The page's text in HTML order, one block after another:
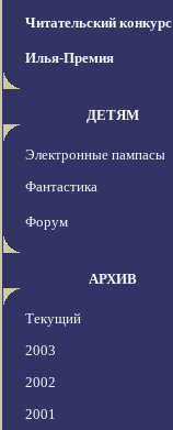
Читательский конкурс
Илья-Премия
ДЕТЯМ
Электронные пампасы
Фантастика
Форум
АРХИВ
Текущий
2003
2002
2001